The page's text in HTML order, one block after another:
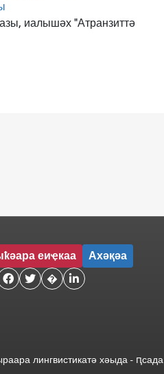
иалышәх "Атранзиттә
еиҿкаа Ахәқәа
  � 
лингвистикатә хәыда - ԥсада